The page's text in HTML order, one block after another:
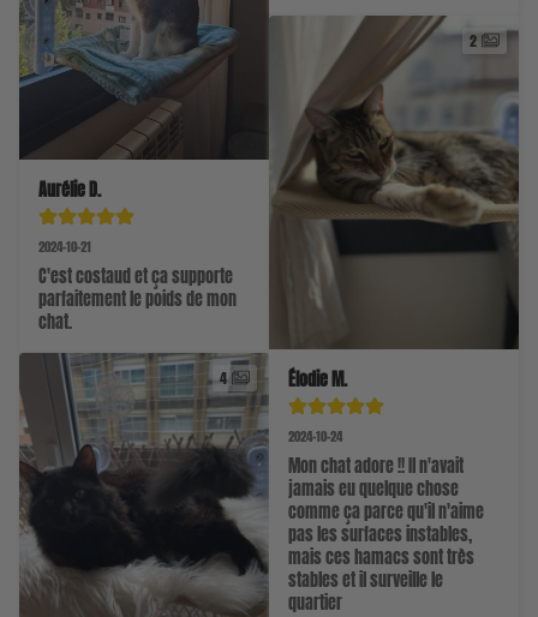
Aurélie D.
2024-10-21
C'est costaud et ça supporte
parfaitement le poids de mon
chat.
4
2
Élodie M.
2024-10-24
Mon chat adore !! Il n'avait
jamais eu quelque chose
comme ça parce qu'il n'aime
pas les surfaces instables,
mais ces hamacs sont très
stables et il surveille le
quartier